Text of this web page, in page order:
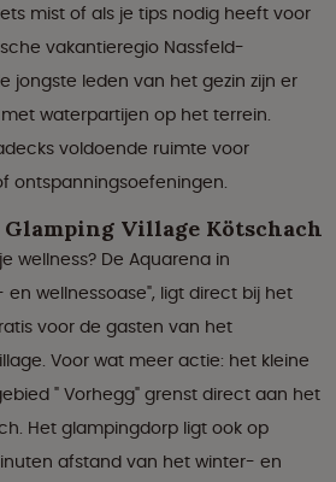
mist of als je tips nodig heeft voor
vakantieregio Nassfeld-
jongste leden van het gezin zijn er
waterpartijen op het terrein.
voldoende ruimte voor
ontspanningsoefeningen.
Glamping Village Kötschach
wellness? De Aquarena in
wellnessoase", ligt direct bij het
voor de gasten van het
Voor wat meer actie: het kleine
" Vorhegg" grenst direct aan het
Het glampingdorp ligt ook op
afstand van het winter- en